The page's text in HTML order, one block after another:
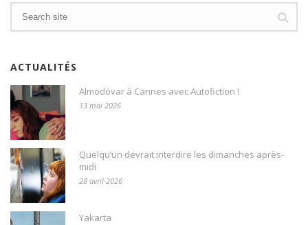
ACTUALITÉS
Almodóvar à Cannes avec Autofiction !
13 mai 2026
Quelqu’un devrait interdire les dimanches après-
midi
28 avril 2026
Yakarta